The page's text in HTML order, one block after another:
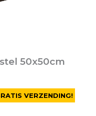
50x50cm
VERZENDING!